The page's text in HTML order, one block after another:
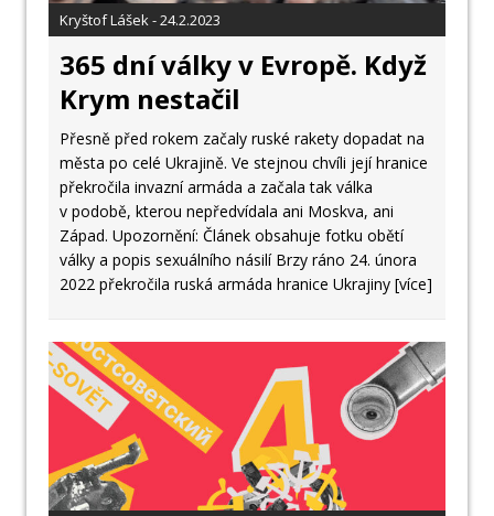
Kryštof Lášek - 24.2.2023
365 dní války v Evropě. Když
Krym nestačil
Přesně před rokem začaly ruské rakety dopadat na
města po celé Ukrajině. Ve stejnou chvíli její hranice
překročila invazní armáda a začala tak válka
v podobě, kterou nepředvídala ani Moskva, ani
Západ. Upozornění: Článek obsahuje fotku obětí
války a popis sexuálního násilí Brzy ráno 24. února
2022 překročila ruská armáda hranice Ukrajiny [více]